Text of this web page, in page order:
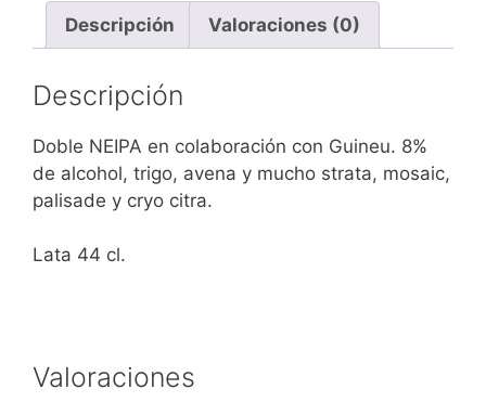
Descripción Valoraciones (0)
Descripción
Doble NEIPA en colaboración con Guineu. 8%
de alcohol, trigo, avena y mucho strata, mosaic,
palisade y cryo citra.
Lata 44 cl.
Valoraciones